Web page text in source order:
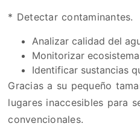
* Detectar contaminantes.
Analizar calidad del
Monitorizar
Identificar sustancias
Gracias a su pequeño
lugares inaccesibles para
convencionales.